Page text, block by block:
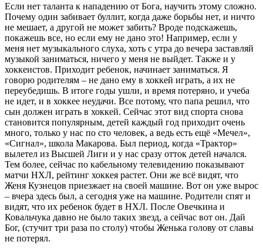
Если нет таланта к нападению от Бога, научить этому сложно.
Почему один забивает буллит, когда даже борьбы нет, и ничто
не мешает, а другой не может забить? Вроде подскажешь,
покажешь все, но если ему не дано это! Например, если у
меня нет музыкального слуха, хоть с утра до вечера заставляй
музыкой заниматься, ничего у меня не выйдет. Также и у
хоккеистов. Приходит ребенок, начинает заниматься. Я
говорю родителям – не дано ему в хоккей играть, а их не
переубедишь. В итоге годы ушли, и время потеряно, и учеба
не идет, и в хоккее неудачи. Все потому, что папа решил, что
сын должен играть в хоккей. Сейчас этот вид спорта снова
становится популярным, детей каждый год приходит очень
много, только у нас по сто человек, а ведь есть ещё «Мечел»,
«Сигнал», школа Макарова. Был период, когда «Трактор»
вылетел из Высшей Лиги и у нас сразу отток детей начался.
Тем более, сейчас по кабельному телевидению показывают
матчи НХЛ, рейтинг хоккея растет. Они же всё видят, что
Женя Кузнецов приезжает на своей машине. Вот он уже вырос
– вчера здесь был, а сегодня уже на машине. Родители спят и
видят, что их ребенок будет в НХЛ. После Овечкина и
Ковальчука давно не было таких звезд, а сейчас вот он. Дай
Бог, (стучит три раза по столу) чтобы Женька голову от славы
не потерял.